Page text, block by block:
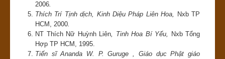
2006.
Thích Trí Tịnh dịch, Kinh Diệu Pháp Liên Hoa,
Nxb TP
HCM, 2000.
NT Thích Nữ Huỳnh Liên, Tinh Hoa Bí Yếu,
Nxb Tổng
Hợp TP HCM, 1995.
Tiến sĩ Ananda W. P. Guruge , Giáo dục Phật giáo